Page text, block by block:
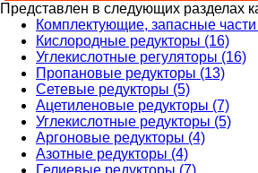
Представлен в следующих разделах
Комплектующие, запасные части
Кислородные редукторы (16)
Углекислотные регуляторы (16)
Пропановые редукторы (13)
Сетевые редукторы (5)
Ацетиленовые редукторы (7)
Углекислотные редукторы (5)
Аргоновые редукторы (4)
Азотные редукторы (4)